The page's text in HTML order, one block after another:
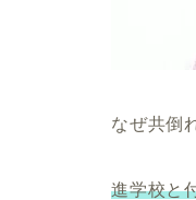
なぜ共倒
進学校と